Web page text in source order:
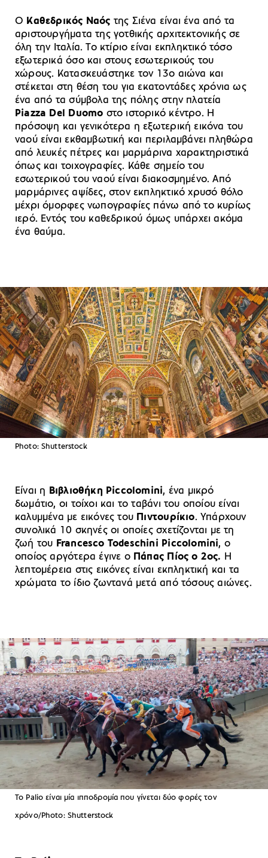
O Kαθεδρικός Ναός της Σιένα είναι ένα από τα
αριστουργήματα της γοτθικής αρχιτεκτονικής σε
όλη την Ιταλία. Το κτίριο είναι εκπληκτικό τόσο
εξωτερικά όσο και στους εσωτερικούς του
χώρους. Κατασκευάστηκε τον 13ο αιώνα και
στέκεται στη θέση του για εκατοντάδες χρόνια ως
ένα από τα σύμβολα της πόλης στην πλατεία
Piazza Del Duomo στο ιστορικό κέντρο. Η
πρόσοψη και γενικότερα η εξωτερική εικόνα του
ναού είναι εκθαμβωτική και περιλαμβάνει πληθώρα
από λευκές πέτρες και μαρμάρινα χαρακτηριστικά
όπως και τοιχογραφίες. Κάθε σημείο του
εσωτερικού του ναού είναι διακοσμημένο. Από
μαρμάρινες αψίδες, στον εκπληκτικό χρυσό θόλο
μέχρι όμορφες νωπογραφίες πάνω από το κυρίως
ιερό. Εντός του καθεδρικού όμως υπάρχει ακόμα
ένα θαύμα.
Photo: Shutterstock
Είναι η Βιβλιοθήκη Piccolomini, ένα μικρό
δωμάτιο, οι τοίχοι και το ταβάνι του οποίου είναι
καλυμμένα με εικόνες του Πιντουρίκιο. Υπάρχουν
συνολικά 10 σκηνές οι οποίες σχετίζονται με τη
ζωή του Francesco Todeschini Piccolomini, ο
οποίος αργότερα έγινε ο Πάπας Πίος ο 2ος. Η
λεπτομέρεια στις εικόνες είναι εκπληκτική και τα
χρώματα το ίδιο ζωντανά μετά από τόσους αιώνες.
Το Palio είναι μία ιπποδρομία που γίνεται δύο φορές τον
χρόνο/Photo: Shutterstock